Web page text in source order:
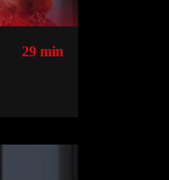
29 min